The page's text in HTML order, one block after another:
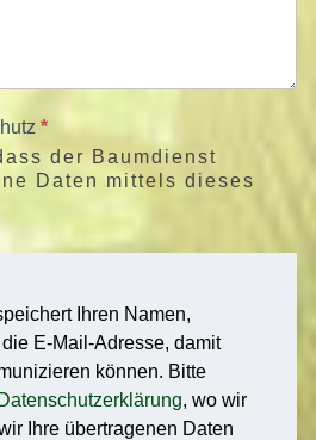
*
der Baumdienst
Daten mittels dieses
Ihren Namen,
E-Mail-Adresse, damit
können. Bitte
Datenschutzerklärung, wo wir
Ihre übertragenen Daten